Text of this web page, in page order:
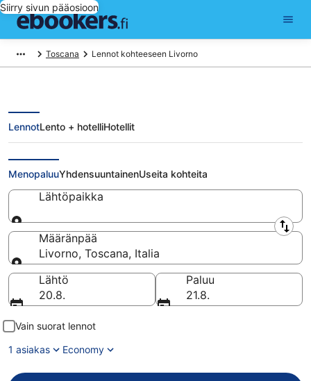
Siirry sivun pääosioon
Toscana Lennot kohteeseen Livorno
Halvat lennot Livorno
LennotLento + hotelliHotellit
MenopaluuYhdensuuntainenUseita kohteita
Lähtöpaikka
Lähtöpaikka
Määränpää
Livorno, Toscana, Italia
Määränpää
Lähtö
20.8.
Paluu
21.8.
Vain suorat lennot
1 asiakas
Economy